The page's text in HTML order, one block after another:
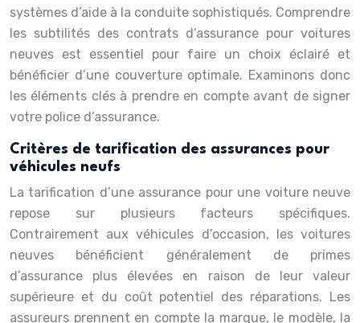
systèmes d’aide à la conduite sophistiqués. Comprendre
les subtilités des contrats d’assurance pour voitures
neuves est essentiel pour faire un choix éclairé et
bénéficier d’une couverture optimale. Examinons donc
les éléments clés à prendre en compte avant de signer
votre police d’assurance.
Critères de tarification des assurances pour
véhicules neufs
La tarification d’une assurance pour une voiture neuve
repose sur plusieurs facteurs spécifiques.
Contrairement aux véhicules d’occasion, les voitures
neuves bénéficient généralement de primes
d’assurance plus élevées en raison de leur valeur
supérieure et du coût potentiel des réparations. Les
assureurs prennent en compte la marque, le modèle, la